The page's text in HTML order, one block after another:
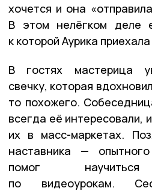
хочется и она
В этом нелёгком деле
к которой Аурика
В гостях мастерица
свечку, которая
то похожего.
всегда её интересовали,
их в масс-маркетах.
наставника —
помог научиться
по видеоурокам.